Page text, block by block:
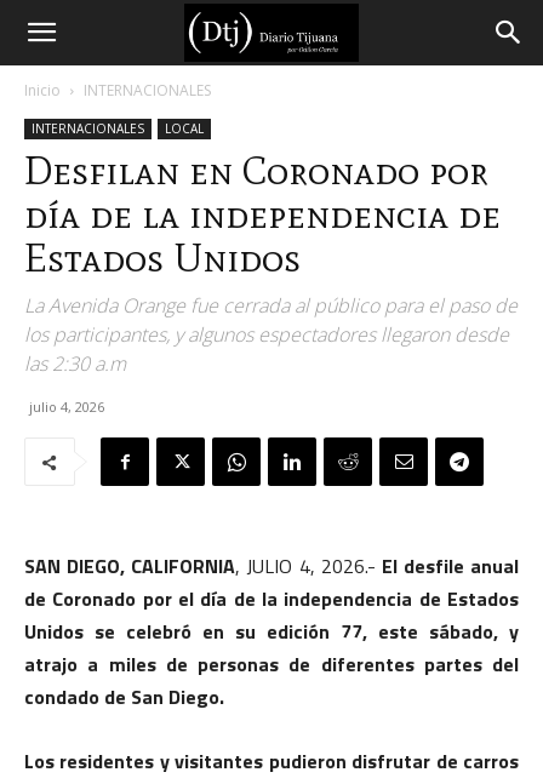
Diario
Tijuana
Inicio INTERNACIONALES
INTERNACIONALES LOCAL
Desfilan en Coronado por
día de la independencia de
Estados Unidos
La Avenida Orange fue cerrada al público para el paso de
los participantes, y algunos espectadores llegaron desde
las 2:30 a.m
julio 4, 2026
SAN DIEGO, CALIFORNIA, JULIO 4, 2026.- El desfile anual
de Coronado por el día de la independencia de Estados
Unidos se celebró en su edición 77, este sábado, y
atrajo a miles de personas de diferentes partes del
condado de San Diego.
Los residentes y visitantes pudieron disfrutar de carros